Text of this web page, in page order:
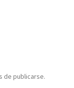
de publicarse.